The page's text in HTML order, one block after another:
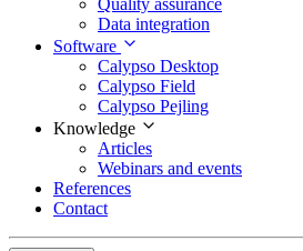
Quality assurance
Data integration
Software
Calypso Desktop
Calypso Field
Calypso Pejling
Knowledge
Articles
Webinars and events
References
Contact